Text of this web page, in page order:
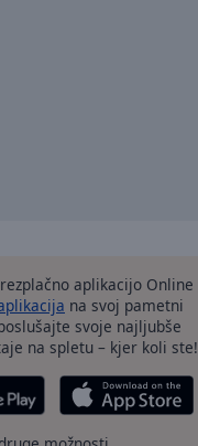
aplikacijo Online
na svoj pametni
svoje najljubše
na spletu – kjer koli ste!